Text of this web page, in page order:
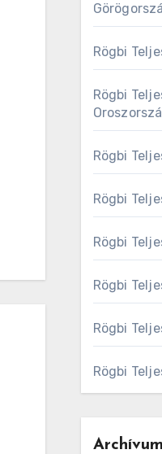
Rögbi
Rögbi
Rögbi
Rögbi
Rögbi
Rögbi
Rögbi
Rögbi
Archívum